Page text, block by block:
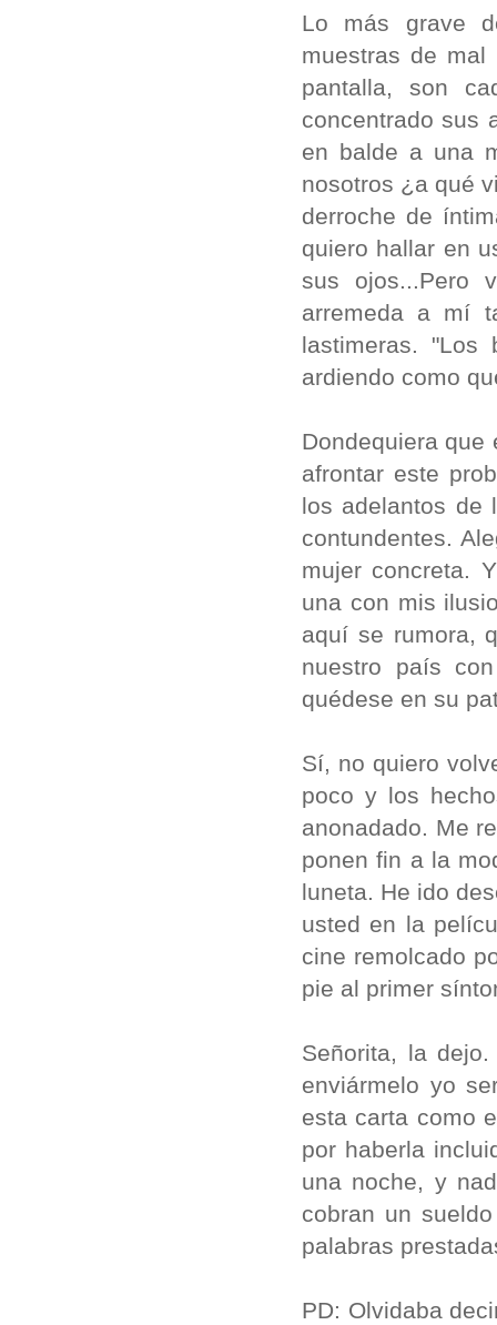
Lo más grave
muestras de
pantalla, son
concentrado sus
en balde a una
nosotros ¿a qué
derroche de
quiero hallar en
sus ojos...Pero
arremeda a mí
lastimeras.
ardiendo como
Dondequiera que
afrontar este
los adelantos de
contundentes.
mujer concreta.
una con mis
aquí se rumora,
nuestro país
quédese en su
Sí, no quiero
poco y los
anonadado. Me
ponen fin a la
luneta. He ido
usted en la
cine remolcado
pie al primer
Señorita, la
enviármelo yo
esta carta como
por haberla
una noche, y
cobran un
palabras
PD: Olvidaba